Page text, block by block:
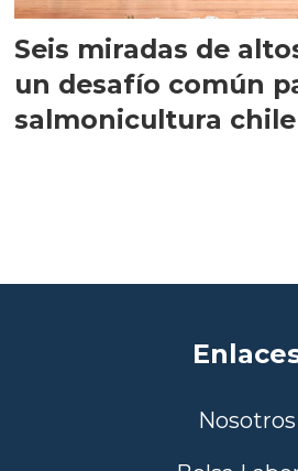
Seis miradas de
un desafío común
salmonicultura
Nosotros